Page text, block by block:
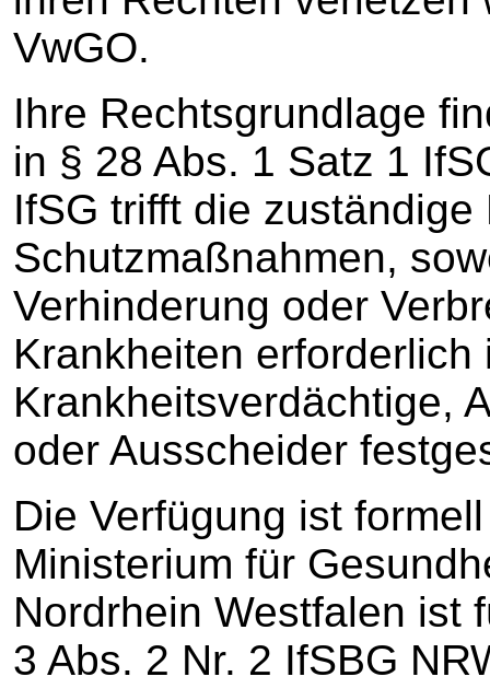
VwGO.
Ihre Rechtsgrundlage
in § 28 Abs. 1 Satz 1
IfSG trifft die
Schutzmaßnahmen,
Verhinderung oder
Krankheiten
Krankheitsverdächtige,
oder Ausscheider
Die Verfügung ist
Ministerium für
Nordrhein Westfalen ist
3 Abs. 2 Nr. 2 IfSBG